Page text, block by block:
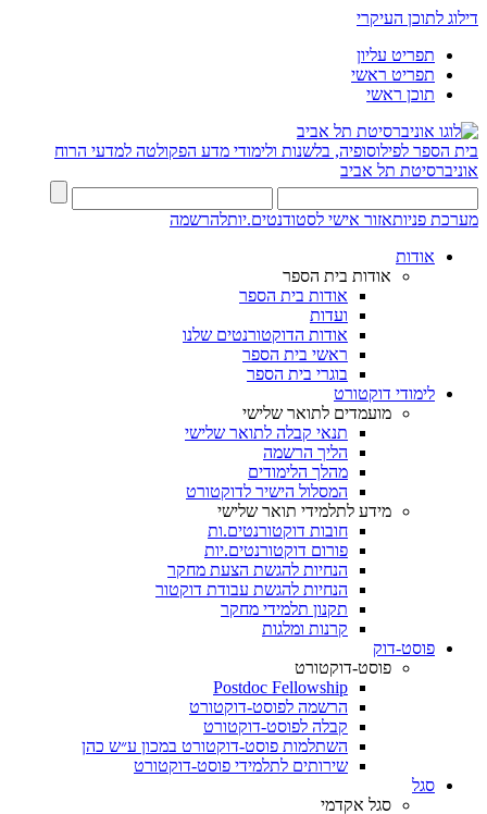
דילוג לתוכן העיקרי
תפריט עליון
תפריט ראשי
תוכן ראשי
בית הספר לפילוסופיה, בלשנות ולימודי מדע הפקולטה למדעי הרוח
אוניברסיטת תל אביב
מערכת פניותאזור אישי לסטודנטים.יותלהרשמה
אודות
אודות בית הספר
אודות בית הספר
ועדות
אודות הדוקטורנטים שלנו
ראשי בית הספר
בוגרי בית הספר
לימודי דוקטורט
מועמדים לתואר שלישי
תנאי קבלה לתואר שלישי
הליך הרשמה
מהלך הלימודים
המסלול הישיר לדוקטורט
מידע לתלמידי תואר שלישי
חובות דוקטורנטים.ות
פורום דוקטורנטים.יות
הנחיות להגשת הצעת מחקר
הנחיות להגשת עבודת דוקטור
תקנון תלמידי מחקר
קרנות ומלגות
פוסט-דוק
פוסט-דוקטורט
Postdoc Fellowship
הרשמה לפוסט-דוקטורט
קבלה לפוסט-דוקטורט
השתלמות פוסט-דוקטורט במכון ע״ש כהן
שירותים לתלמידי פוסט-דוקטורט
סגל
סגל אקדמי